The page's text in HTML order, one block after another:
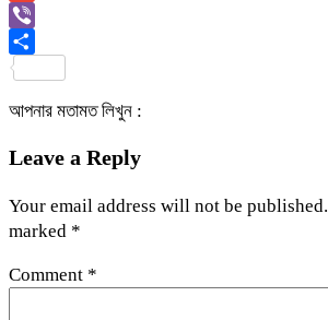
Link
Gmail
Viber
আপনার মতামত লিখুন :
Leave a Reply
Your email address will not be published.
marked *
Comment *